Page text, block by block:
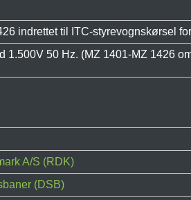
indrettet til ITC-styrevognskørsel
1.500V 50 Hz. (MZ 1401-MZ 1426
A/S (RDK)
(DSB)